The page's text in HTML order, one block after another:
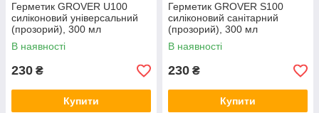
Герметик GROVER U100
силіконовий універсальний
(прозорий), 300 мл
В наявності
230 ₴
Купити
Герметик GROVER S100
силіконовий санітарний
(прозорий), 300 мл
В наявності
230 ₴
Купити